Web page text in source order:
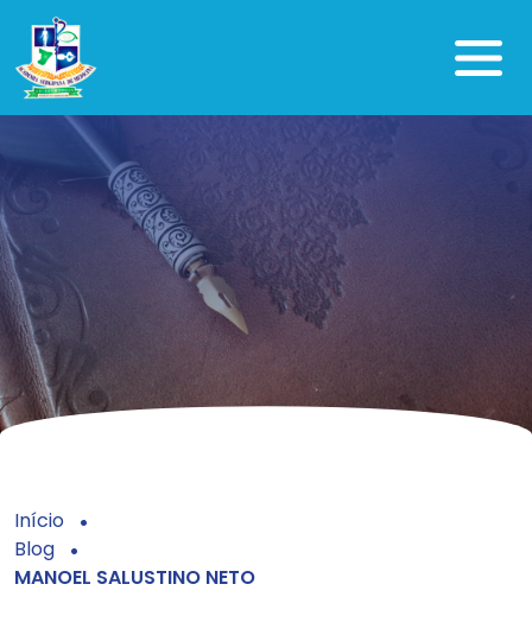
Início
Blog
MANOEL SALUSTINO NETO